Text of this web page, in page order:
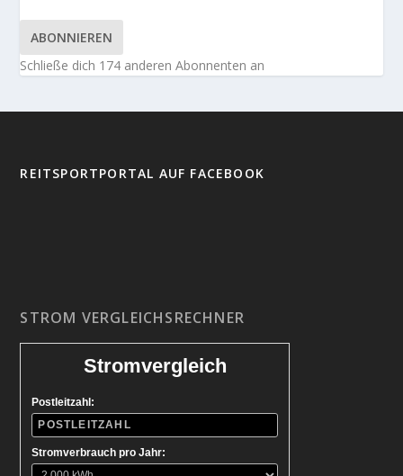
ABONNIEREN
Schließe dich 174 anderen Abonnenten an
REITSPORTPORTAL AUF FACEBOOK
STROM VERGLEICHSRECHNER
Stromvergleich
Postleitzahl:
Stromverbrauch pro Jahr: